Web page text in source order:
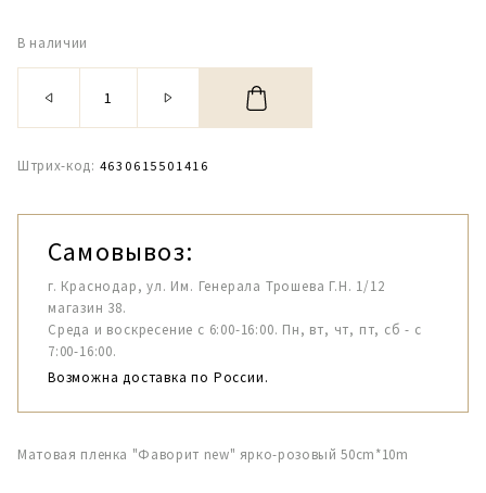
В наличии
Штрих-код: 4630615501416
Самовывоз:
г. Краснодар, ул. Им. Генерала Трошева Г.Н. 1/12
магазин 38.
Среда и воскресение с 6:00-16:00. Пн, вт, чт, пт, сб - с
7:00-16:00.
Возможна доставка по России.
Матовая пленка "Фаворит new" ярко-розовый 50сm*10m